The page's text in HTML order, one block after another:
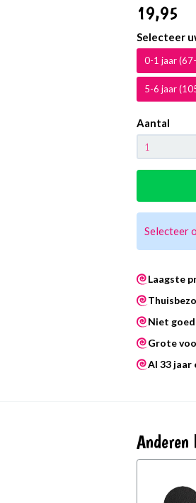
19,95
Selecteer
0-1 jaar
5-6 jaar
Aantal
Selecteer
Laagste
Niet
Grote
Al 33 jaar
Anderen